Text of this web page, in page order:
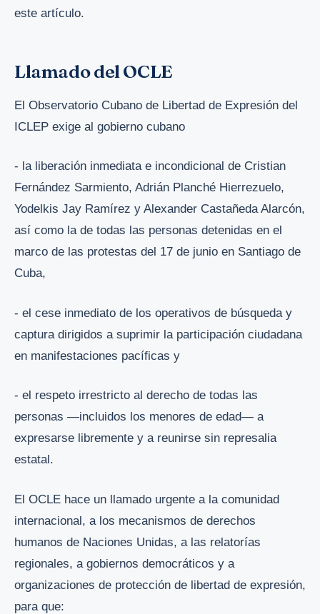
este artículo.
Llamado del OCLE
El Observatorio Cubano de Libertad de Expresión del
ICLEP exige al gobierno cubano
- la liberación inmediata e incondicional de Cristian
Fernández Sarmiento, Adrián Planché Hierrezuelo,
Yodelkis Jay Ramírez y Alexander Castañeda Alarcón,
así como la de todas las personas detenidas en el
marco de las protestas del 17 de junio en Santiago de
Cuba,
- el cese inmediato de los operativos de búsqueda y
captura dirigidos a suprimir la participación ciudadana
en manifestaciones pacíficas y
- el respeto irrestricto al derecho de todas las
personas —incluidos los menores de edad— a
expresarse libremente y a reunirse sin represalia
estatal.
El OCLE hace un llamado urgente a la comunidad
internacional, a los mecanismos de derechos
humanos de Naciones Unidas, a las relatorías
regionales, a gobiernos democráticos y a
organizaciones de protección de libertad de expresión,
para que: